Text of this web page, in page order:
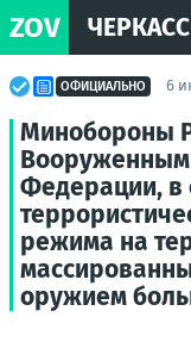
ZOV
ОФИЦИАЛЬНО 6
Минобороны
Федерации, в
режима на
оружием